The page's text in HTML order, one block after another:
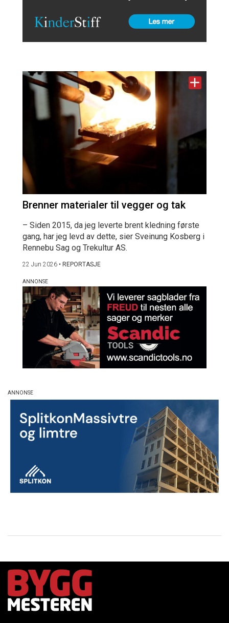
Brenner materialer til vegger og tak
– Siden 2015, da jeg leverte brent kledning første
gang, har jeg levd av dette, sier Sveinung Kosberg i
Rennebu Sag og Trekultur AS.
22 Jun 2026 • REPORTASJE